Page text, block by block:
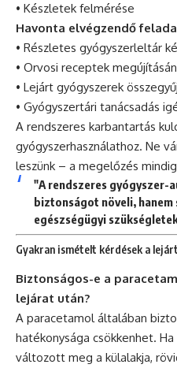
• Készletek felmérése
Havonta elvégzendő
• Részletes gyógyszerleltár
• Orvosi receptek
• Lejárt gyógyszerek
• Gyógyszertári tanácsadás
A rendszeres karbantartás
gyógyszerhasználathoz. Ne
leszünk – a megelőzés
"A rendszeres gyógyszer-
biztonságot növeli,
egészségügyi
Gyakran ismételt kérdések a
Biztonságos-e a
lejárat után?
A paracetamol általában
hatékonysága csökkenhet.
változott meg a külalakja,